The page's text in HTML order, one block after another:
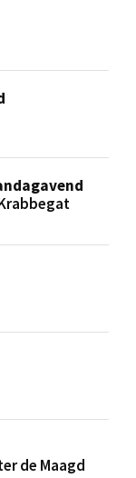
de Maagd